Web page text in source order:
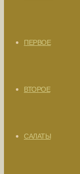
ПЕРВОЕ
ВТОРОЕ
САЛАТЫ